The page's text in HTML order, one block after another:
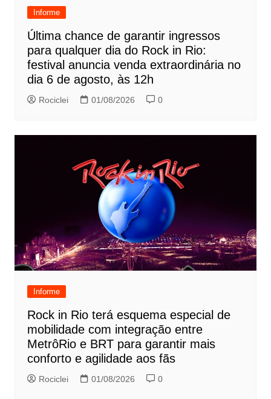
Informe
Última chance de garantir ingressos
para qualquer dia do Rock in Rio:
festival anuncia venda extraordinária no
dia 6 de agosto, às 12h
Rociclei 01/08/2026 0
Informe
Rock in Rio terá esquema especial de
mobilidade com integração entre
MetrôRio e BRT para garantir mais
conforto e agilidade aos fãs
Rociclei 01/08/2026 0